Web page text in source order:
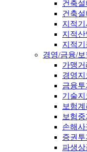
건축
건축
지적
지적
지적
경영/금융/보
가맹
경영
금융
기술
보험
보험
손해
증권
파생